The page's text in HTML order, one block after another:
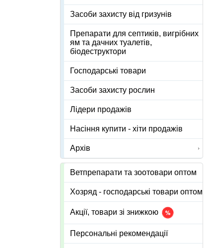
Засоби захисту від гризунів
Препарати для септиків, вигрібних
ям та дачних туалетів,
біодеструктори
Господарські товари
Засоби захисту рослин
Лідери продажів
Насіння купити - хіти продажів
Архів
Ветпрепарати та зоотовари оптом
Хозряд - господарські товари оптом
Акції, товари зі знижкою
Персональні рекомендації